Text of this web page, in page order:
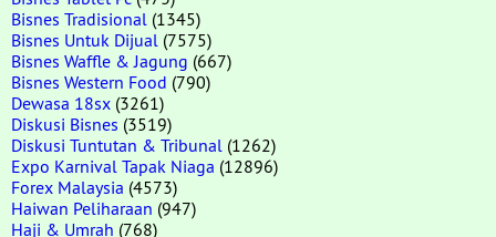
Bisnes Tradisional (1345)
Bisnes Untuk Dijual (7575)
Bisnes Waffle & Jagung (667)
Bisnes Western Food (790)
Dewasa 18sx (3261)
Diskusi Bisnes (3519)
Diskusi Tuntutan & Tribunal (1262)
Expo Karnival Tapak Niaga (12896)
Forex Malaysia (4573)
Haiwan Peliharaan (947)
Haji & Umrah (768)